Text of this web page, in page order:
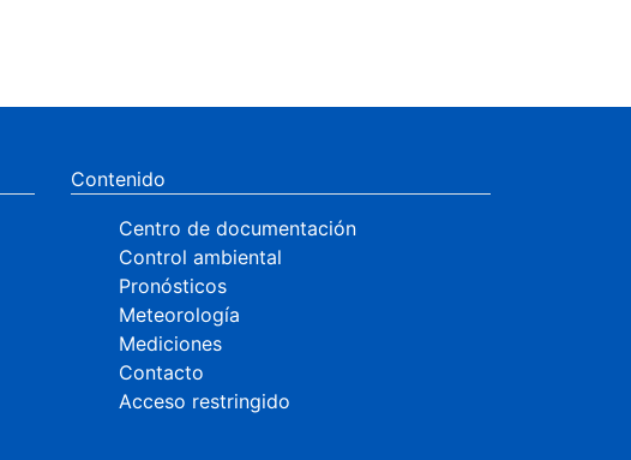
Contenido
Centro de documentación
Control ambiental
Pronósticos
Meteorología
Mediciones
Contacto
Acceso restringido